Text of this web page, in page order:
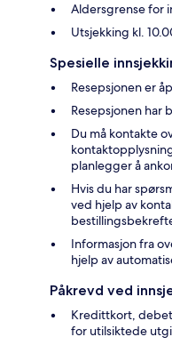
Aldersgrense for
Utsjekking kl.
Spesielle
Resepsjonen er
Resepsjonen har
Du må kontakte
planlegger å
Hvis du har
ved hjelp av
Informasjon fra
hjelp av
Påkrevd ved
Kredittkort,
for utilsiktede